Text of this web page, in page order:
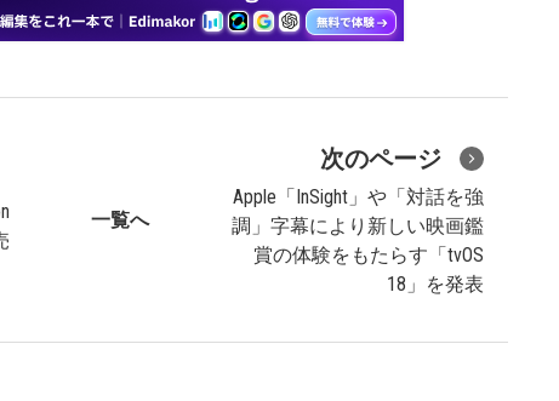
一覧へ
次のページ
Apple「InSight」や「対話を強
調」字幕により新しい映画鑑
賞の体験をもたらす「tvOS
18」を発表